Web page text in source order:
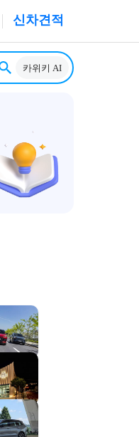
신차견적
카위키 AI